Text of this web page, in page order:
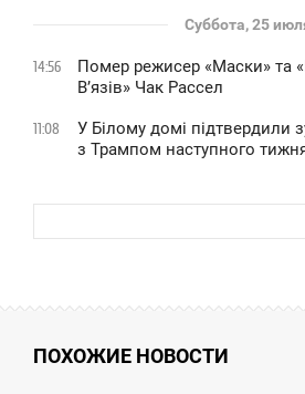
Суббота, 25
14:56
Помер режисер «Маски» та
В’язів» Чак Рассел
11:08
У Білому домі підтвердили
з Трампом наступного
ПОХОЖИЕ НОВОСТИ